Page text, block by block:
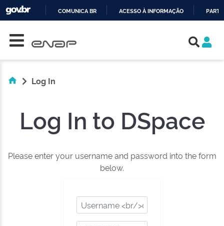
COMUNICA BR ACESSO À INFORMAÇÃO
Log In
Log In to DSpace
Please enter your username and password into the form
below.